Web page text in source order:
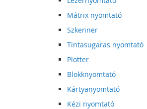
Mátrix nyomtató
Szkenner
Tintasugaras nyomtató
Plotter
Blokknyomtató
Kártyanyomtató
Kézi nyomtató